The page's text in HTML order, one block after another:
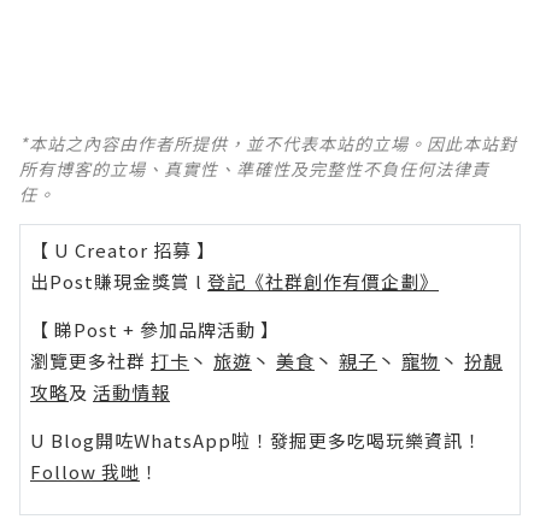
*本站之內容由作者所提供，並不代表本站的立場。因此本站對
所有博客的立場、真實性、準確性及完整性不負任何法律責
任。
【 U Creator 招募 】
出Post賺現金獎賞 l 登記《社群創作有價企劃》
【 睇Post + 參加品牌活動 】
瀏覽更多社群 打卡 丶 旅遊 丶 美食 丶 親子 丶 寵物 丶 扮靚
攻略及 活動情報
U Blog開咗WhatsApp啦！發掘更多吃喝玩樂資訊！
Follow 我哋 ！